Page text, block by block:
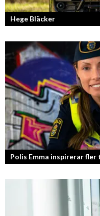
Hege Bläcker
Bilfantast, influencer och en
företagare.
Polis Emma inspirerar